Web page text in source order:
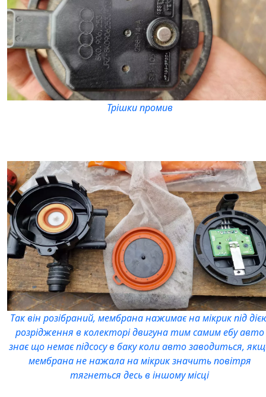
Трішки промив
Так він розібраний, мембрана нажимає на мікрик під
розрідження в колекторі двигуна тим самим ебу авто
знає що немає підсосу в баку коли авто заводиться,
мембрана не нажала на мікрик значить повітря
тягнеться десь в іншому місці